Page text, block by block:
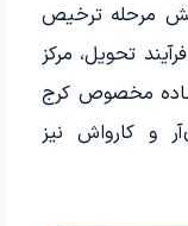
قالب شش مرحله ترخیص
تحویل، مرکز
مخصوص کرج
و کارواش نیز